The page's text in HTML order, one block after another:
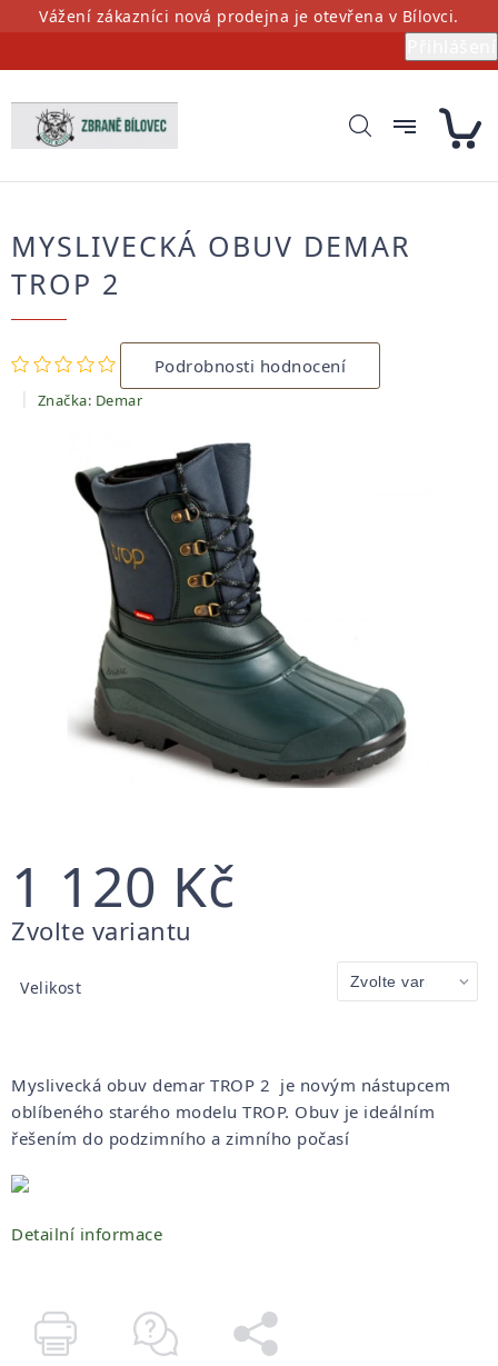
PřejítVážení zákazníci nová prodejna je otevřena v Bílovci.
MYSLIVECKÁ OBUV DEMAR
TROP 2
Průměrné
hodnocení
produktu
je
5
hvězdiček.
Podrobnosti hodnocení
Značka: Demar
1 120 Kč
Měrná
Zvolte variantu
Velikost
Myslivecká obuv demar TROP 2 je novým nástupcem
oblíbeného starého modelu TROP. Obuv je ideálním
řešením do podzimního a zimního počasí
Detailní informace